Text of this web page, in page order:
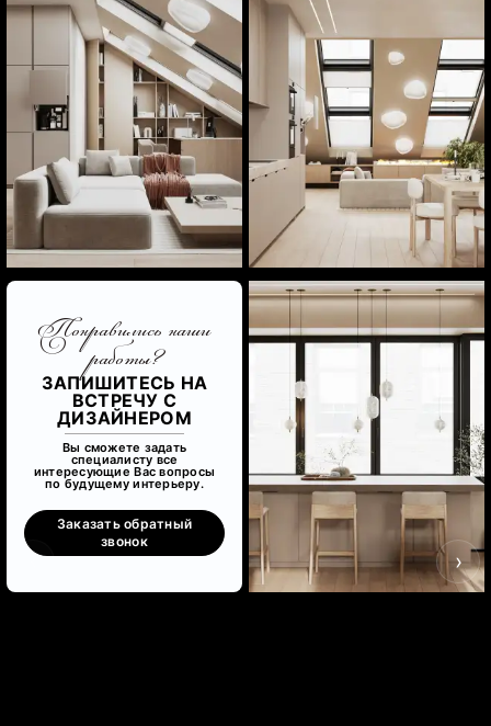
Понравились наши
работы?
ЗАПИШИТЕСЬ НА
ВСТРЕЧУ С
ДИЗАЙНЕРОМ
Вы сможете задать
специалисту все
интересующие Вас вопросы
по будущему интерьеру.
Заказать обратный
звонок
‹ ›